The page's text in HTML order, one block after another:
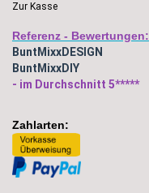
Zur Kasse
Referenz - Bewertungen:
BuntMixxDESIGN
BuntMixxDIY
- im Durchschnitt 5*****
Zahlarten: